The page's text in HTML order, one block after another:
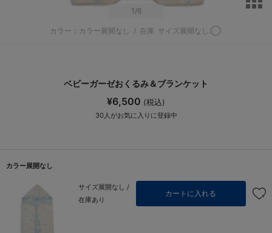
1 /6
カラー：カラー展開なし / 在庫 サイズ展開なし:◯
ベビーガーゼおくるみ＆ブランケット
¥6,500 (税込)
30 人がお気に入りに登録中
カラー展開なし
サイズ展開なし /
在庫あり
カートに入れる